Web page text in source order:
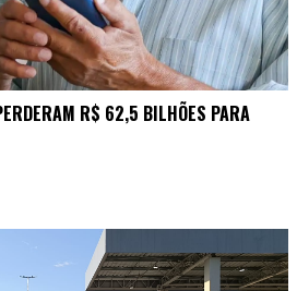
R$ 62,5 BILHÕES PARA